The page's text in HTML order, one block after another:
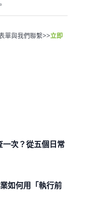
單與我們聯繫>>立即
一次？從五個日常
如何用「執行前